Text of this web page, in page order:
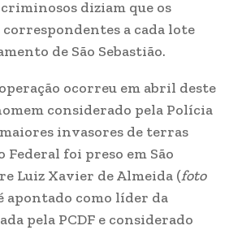
criminosos diziam que os
a cada lote
de São Sebastião.
ocorreu em abril deste
considerado pela Polícia
invasores de terras
foi preso em São
Luiz Xavier de Almeida (foto
apontado como líder da
pela PCDF e considerado